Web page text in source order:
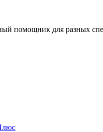
помощник для разных